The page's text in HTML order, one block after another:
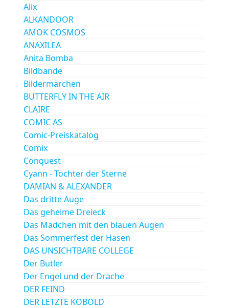
Alix
ALKANDOOR
AMOK COSMOS
ANAXILEA
Anita Bomba
Bildbände
Bildermärchen
BUTTERFLY IN THE AIR
CLAIRE
COMIC AS
Comic-Preiskatalog
Comix
Conquest
Cyann - Tochter der Sterne
DAMIAN & ALEXANDER
Das dritte Auge
Das geheime Dreieck
Das Mädchen mit den blauen Augen
Das Sommerfest der Hasen
DAS UNSICHTBARE COLLEGE
Der Butler
Der Engel und der Drache
DER FEIND
DER LETZTE KOBOLD